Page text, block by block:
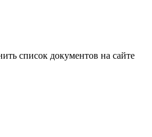
список документов на сайте